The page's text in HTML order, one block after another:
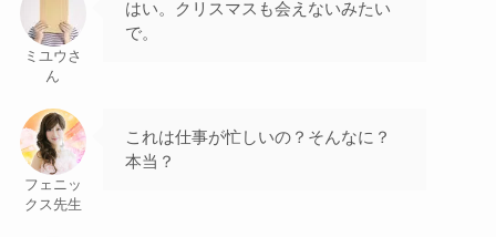
ミユウさ
ん
はい。クリスマスも会えないみたい
で。
フェニッ
クス先生
これは仕事が忙しいの？そんなに？
本当？